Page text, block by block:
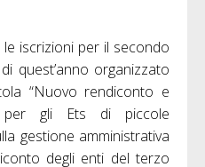
iscrizioni per il secondo
quest’anno organizzato
“Nuovo rendiconto e
per gli Ets di piccole
gestione amministrativa
degli enti del terzo